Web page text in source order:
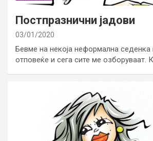
Постпразнични јадови
03/01/2020
Бевме на некоја неформална седенка
отповеќе и сега сите ме озборуваат.